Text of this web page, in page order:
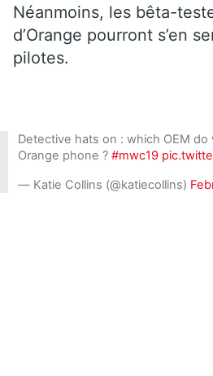
Néanmoins, les bêta-
d’Orange pourront s’en
pilotes.
Detective hats on : which OEM
Orange phone ? #mwc19
— Katie Collins (@katiecollins)